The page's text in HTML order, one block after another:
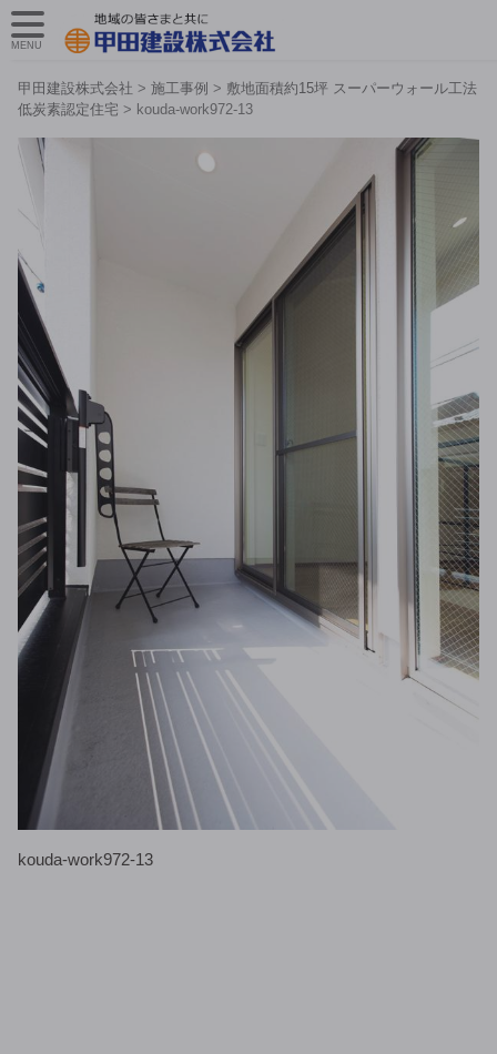
甲田建設株式会社 > 施工事例 > 敷地面積約15坪 スーパーウォール工法
低炭素認定住宅 > kouda-work972-13
kouda-work972-13
MENU